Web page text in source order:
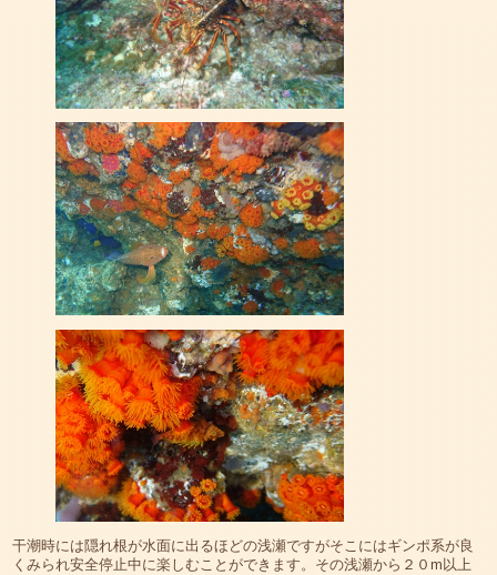
干潮時には隠れ根が水面に出るほどの浅瀬ですがそこにはギンポ系が良
くみられ安全停止中に楽しむことができます。その浅瀬から２０m以上